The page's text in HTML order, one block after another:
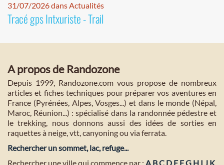
31/07/2026 dans Actualités
Tracé gps Intxuriste - Trail
A propos de Randozone
Depuis 1999, Randozone.com vous propose de nombreux
articles et fiches techniques pour préparer vos aventures en
France (Pyrénées, Alpes, Vosges...) et dans le monde (Népal,
Maroc, Réunion...) : spécialisé dans la randonnée pédestre et
le trekking, nous donnons aussi des idées de sorties en
raquettes à neige, vtt, canyoning ou via ferrata.
Rechercher un sommet, lac, refuge...
Rechercher une ville qui commence par : A BC D E FG H I J K